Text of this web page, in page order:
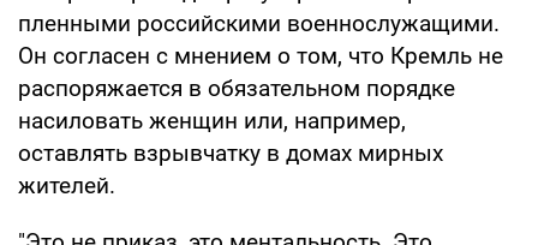
пленными российскими военнослужащими.
Он согласен с мнением о том, что Кремль не
распоряжается в обязательном порядке
насиловать женщин или, например,
оставлять взрывчатку в домах мирных
жителей.